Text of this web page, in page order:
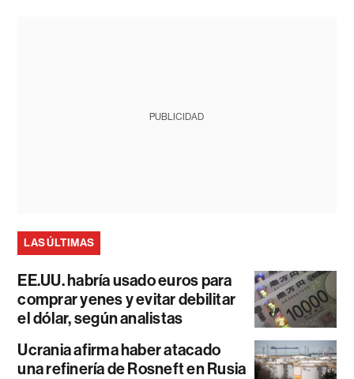
PUBLICIDAD
LAS ÚLTIMAS
EE.UU. habría usado euros para
comprar yenes y evitar debilitar
el dólar, según analistas
Ucrania afirma haber atacado
una refinería de Rosneft en Rusia